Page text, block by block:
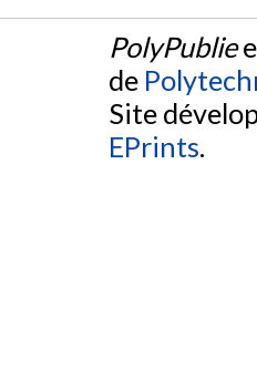
PolyPublie
de
Site
EPrints.